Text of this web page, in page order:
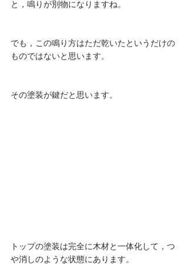
と，鳴りが別物になりますね。
でも，この鳴り方はただ乾いたというだけの
ものではないと思います。
その塗装が鍵だと思います。
トップの塗装は完全に木材と一体化して，つ
や消しのような状態にあります。